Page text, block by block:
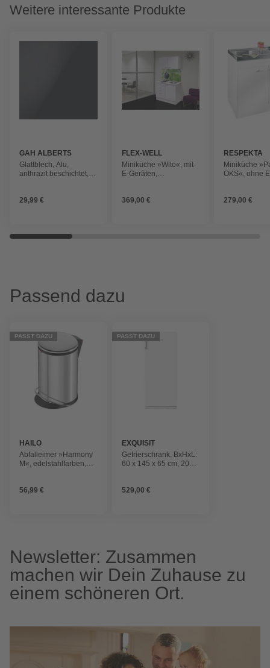
Weitere interessante Produkte
GAH ALBERTS
Glattblech, Alu,
anthrazit beschichtet,
29,99 €
FLEX-WELL
Miniküche »Wito«, mit
E-Geräten,
369,00 €
RESPEKTA
Miniküche
OKS«, ohne
279,00 €
Passend dazu
PASST DAZU
HAILO
Abfalleimer »Harmony
M«, edelstahlfarben,
56,99 €
PASST DAZU
EXQUISIT
Gefrierschrank, BxHxL:
60 x 145 x 65 cm, 202l,
529,00 €
Newsletter: Zusammen
machen wir Dein Zuhause zu
einem schöneren Ort.